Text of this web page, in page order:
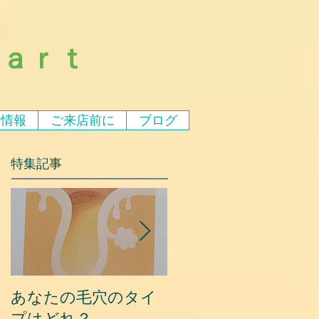
ｒｔ
報 ご来店前に ブログ
特集記事
あなたの毛穴のタイ